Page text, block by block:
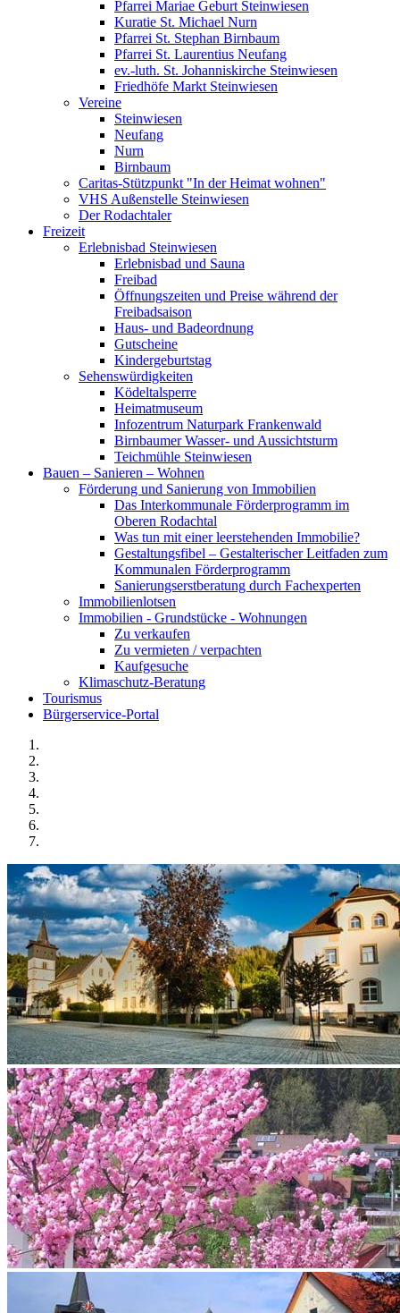
Pfarrei Mariae Geburt Steinwiesen
Kuratie St. Michael Nurn
Pfarrei St. Stephan Birnbaum
Pfarrei St. Laurentius Neufang
ev.-luth. St. Johanniskirche Steinwiesen
Friedhöfe Markt Steinwiesen
Vereine
Steinwiesen
Neufang
Nurn
Birnbaum
Caritas-Stützpunkt "In der Heimat wohnen"
VHS Außenstelle Steinwiesen
Der Rodachtaler
Freizeit
Erlebnisbad Steinwiesen
Erlebnisbad und Sauna
Freibad
Öffnungszeiten und Preise während der
Freibadsaison
Haus- und Badeordnung
Gutscheine
Kindergeburtstag
Sehenswürdigkeiten
Ködeltalsperre
Heimatmuseum
Infozentrum Naturpark Frankenwald
Birnbaumer Wasser- und Aussichtsturm
Teichmühle Steinwiesen
Bauen – Sanieren – Wohnen
Förderung und Sanierung von Immobilien
Das Interkommunale Förderprogramm im
Oberen Rodachtal
Was tun mit einer leerstehenden Immobilie?
Gestaltungsfibel – Gestalterischer Leitfaden zum
Kommunalen Förderprogramm
Sanierungserstberatung durch Fachexperten
Immobilienlotsen
Immobilien - Grundstücke - Wohnungen
Zu verkaufen
Zu vermieten / verpachten
Kaufgesuche
Klimaschutz-Beratung
Tourismus
Bürgerservice-Portal